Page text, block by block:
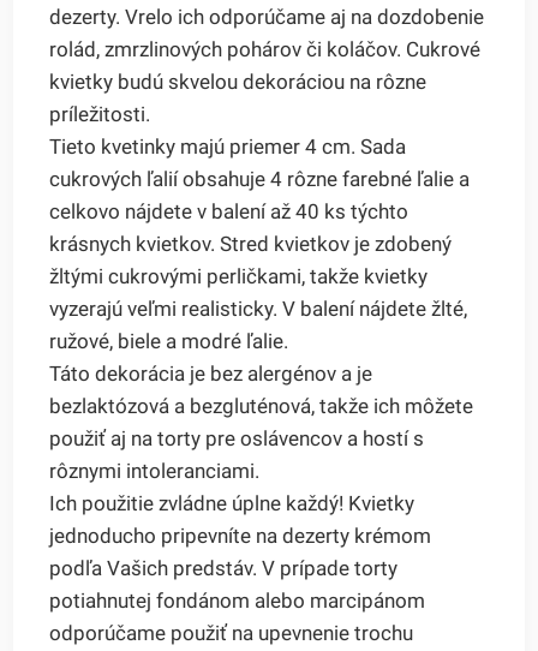
dezerty. Vrelo ich odporúčame aj na dozdobenie
rolád, zmrzlinových pohárov či koláčov. Cukrové
kvietky budú skvelou dekoráciou na rôzne
príležitosti.
Tieto kvetinky majú priemer 4 cm. Sada
cukrových ľalií obsahuje 4 rôzne farebné ľalie a
celkovo nájdete v balení až 40 ks týchto
krásnych kvietkov. Stred kvietkov je zdobený
žltými cukrovými perličkami, takže kvietky
vyzerajú veľmi realisticky. V balení nájdete žlté,
ružové, biele a modré ľalie.
Táto dekorácia je bez alergénov a je
bezlaktózová a bezgluténová, takže ich môžete
použiť aj na torty pre oslávencov a hostí s
rôznymi intoleranciami.
Ich použitie zvládne úplne každý! Kvietky
jednoducho pripevníte na dezerty krémom
podľa Vašich predstáv. V prípade torty
potiahnutej fondánom alebo marcipánom
odporúčame použiť na upevnenie trochu